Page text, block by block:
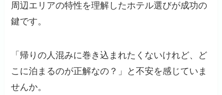
周辺エリアの特性を理解したホテル選びが成功の
鍵です。
「帰りの人混みに巻き込まれたくないけれど、ど
こに泊まるのが正解なの？」と不安を感じていま
せんか。